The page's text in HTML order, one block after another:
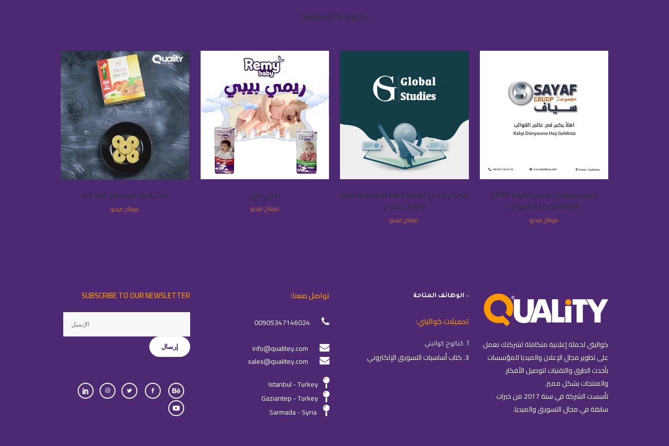
Related Projects
VIEW
تصوير ومونتاج فيديو لشركة SAYAF
GROUP لصناعة القوالب
مونتاج فيديو
مونتاج فيديو لتعليم اللغة الانجليزية لمركز
جلوبال ستاديز
مونتاج فيديو
VIEW
ريمي بيبي
مونتاج فيديو
VIEW
أبناء العك للمنتجات الغذائية
مونتاج فيديو
كواليتي لحملة إعلانية متكاملة لشركتك نعمل
على تطوير مجال الإعلان والميديا للمؤسسات
بأحدث الطرق والتقنيات لتوصيل الأفكار
والمنتجات بشكل مميز.
تأسست الشركة في سنة 2017 من خبرات
سابقة في مجال التسويق والميديا.
– الوظائف المتاحة
تحميلات كواليتي:
1. كتالوج كواليتي
3. كتاب أساسيات التسويق الإلكتروني
تواصل معنا:
00905347146024
info@qualitey.com
sales@qualitey.com
Istanbul - Turkey
Gaziantep - Turkey
Sarmada - Syria
SUBSCRIBE TO OUR NEWSLETTER